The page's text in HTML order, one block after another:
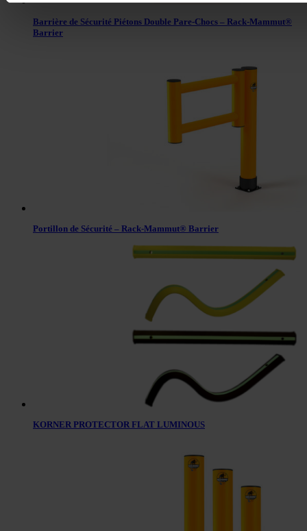
Barrière de Sécurité Piétons Double Pare-Chocs – Rack-Mammut®
Barrier
Portillon de Sécurité – Rack-Mammut® Barrier
KORNER PROTECTOR FLAT LUMINOUS